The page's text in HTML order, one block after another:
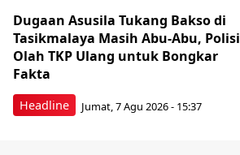
Headline
Dugaan Asusila Tukang Bakso di
Tasikmalaya Masih Abu-Abu, Polisi
Olah TKP Ulang untuk Bongkar
Fakta
Jumat, 7 Agu 2026 - 15:37